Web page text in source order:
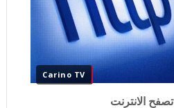
Carino TV
الانترنت